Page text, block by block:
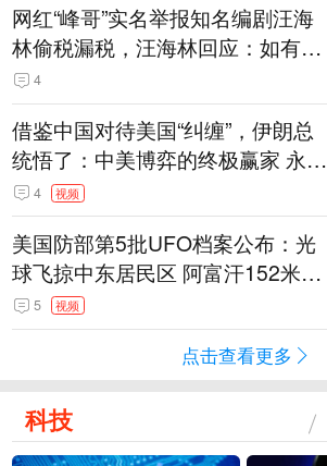
网红“峰哥”实名举报知名编剧汪海
林偷税漏税，汪海林回应：如有违
法行为，相关机构自会进行评判和
处理
4
借鉴中国对待美国“纠缠”，伊朗总
统悟了：中美博弈的终极赢家 永远
是埋头发展的那一国 伊朗要学中
国“做好自己的事”
4 视频
美国防部第5批UFO档案公布：光
球飞掠中东居民区 阿富汗152米三
角形遮蔽星光
5 视频
点击查看更多
科技